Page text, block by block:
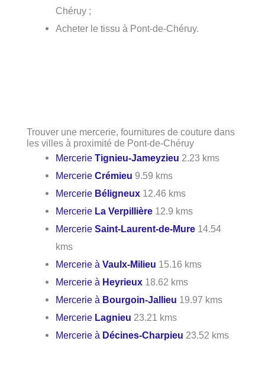
Chéruy ;
Acheter le tissu à Pont-de-Chéruy.
Trouver une mercerie, fournitures de couture dans
les villes à proximité de Pont-de-Chéruy
MercerieTignieu-Jameyzieu 2.23 kms
MercerieCrémieu 9.59 kms
Mercerie Béligneux 12.46 kms
Mercerie La Verpillière 12.9 kms
MercerieSaint-Laurent-de-Mure 14.54
kms
Mercerie àVaulx-Milieu 15.16 kms
Mercerie à Heyrieux 18.62 kms
Mercerie à Bourgoin-Jallieu 19.97 kms
Mercerie Lagnieu 23.21 kms
Mercerie à Décines-Charpieu 23.52 kms